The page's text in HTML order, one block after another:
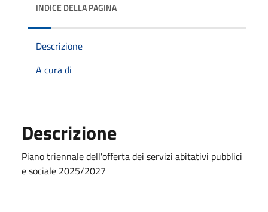
INDICE DELLA PAGINA
Descrizione
A cura di
Descrizione
Piano triennale dell'offerta dei servizi abitativi pubblici
e sociale 2025/2027